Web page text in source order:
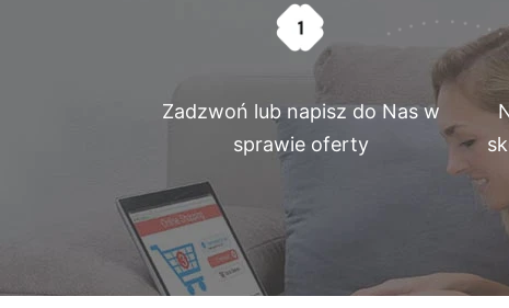
Zadzwoń lub napisz do Nas w
sprawie oferty